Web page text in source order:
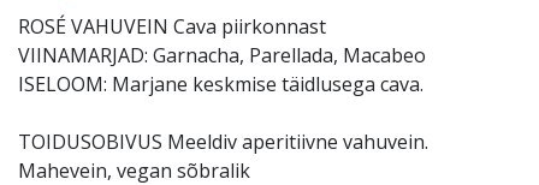
ROSÉ VAHUVEIN Cava piirkonnast
VIINAMARJAD: Garnacha, Parellada, Macabeo
ISELOOM: Marjane keskmise täidlusega cava.
TOIDUSOBIVUS Meeldiv aperitiivne vahuvein.
Mahevein, vegan sõbralik